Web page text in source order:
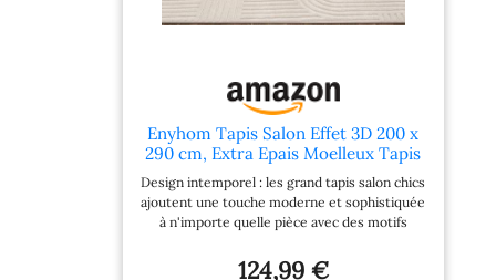
Enyhom Tapis Salon Effet 3D 200 x
290 cm, Extra Epais Moelleux Tapis
Chambre Antidérapant Lavable en
Machine, Ne Perd Pas Ses Poils,
Grand Tapis Salle a Manger pour
Salon, Chambre à Coucher
Design intemporel : les grand tapis salon chics
ajoutent une touche moderne et sophistiquée
à n'importe quelle pièce avec des motifs
avec des couleurs naturelles. Chaque tapis est
124,99 €